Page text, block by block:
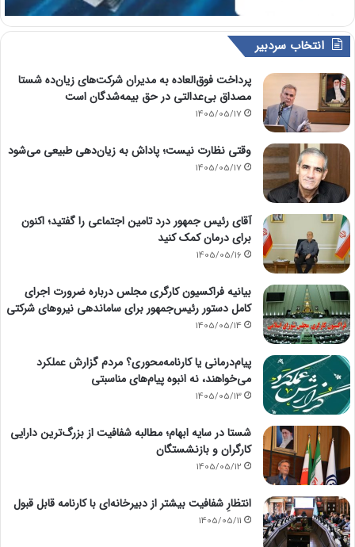
انتخاب سردبیر
پرداخت فوق‌العاده به مدیران شرکت‌های زیان‌ده شستا
مصداق بی‌عدالتی در حق بیمه‌شدگان است
1405/05/17
وقتی نظارت نیست؛ پاداش به زیان‌دهی طبیعی می‌شود
1405/05/17
آقای رئیس جمهور درد تامین اجتماعی را گفتید؛ اکنون
برای درمان کمک کنید
1405/05/16
بیانیه فراکسیون کارگری مجلس درباره ضرورت اجرای
کامل دستور رئیس‌جمهور برای ساماندهی نیروهای شرکتی
1405/05/14
پیام‌درمانی یا کارنامه‌محوری؟ مردم گزارش عملکرد
می‌خواهند، نه انبوه پیام‌های مناسبتی
1405/05/13
شستا در سایه ابهام؛ مطالبه شفافیت از بزرگ‌ترین دارایی
کارگران و بازنشستگان
1405/05/12
انتظارِ شفافیت بیشتر از دبیرخانه‌ای با کارنامه قابل قبول
1405/05/11